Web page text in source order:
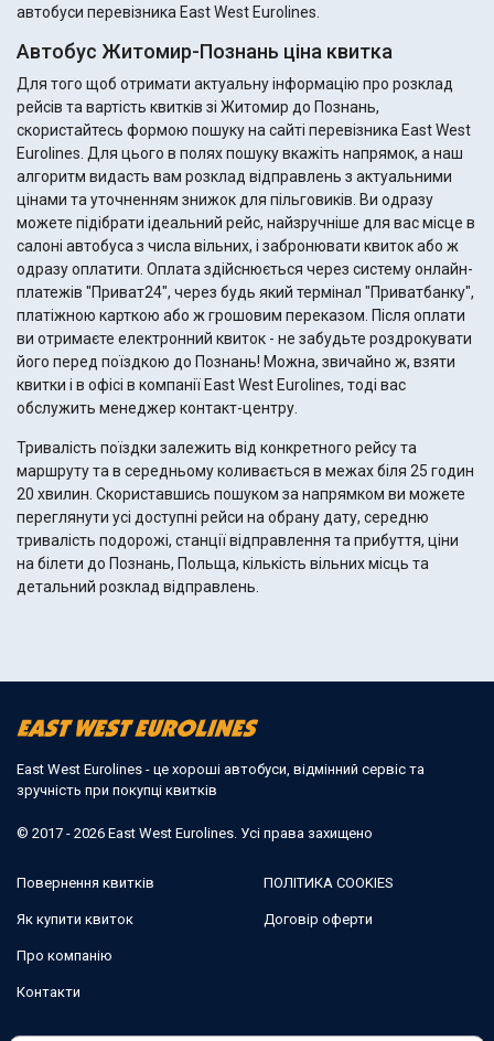
автобуси перевізника East West Eurolines.
Автобус Житомир-Познань ціна квитка
Для того щоб отримати актуальну інформацію про розклад
рейсів та вартість квитків зі Житомир до Познань,
скористайтесь формою пошуку на сайті перевізника East West
Eurolines. Для цього в полях пошуку вкажіть напрямок, а наш
алгоритм видасть вам розклад відправлень з актуальними
цінами та уточненням знижок для пільговиків. Ви одразу
можете підібрати ідеальний рейс, найзручніше для вас місце в
салоні автобуса з числа вільних, і забронювати квиток або ж
одразу оплатити. Оплата здійснюється через систему онлайн-
платежів "Приват24", через будь який термінал "Приватбанку",
платіжною карткою або ж грошовим переказом. Після оплати
ви отримаєте електронний квиток - не забудьте роздрокувати
його перед поїздкою до Познань! Можна, звичайно ж, взяти
квитки і в офісі в компанії East West Eurolines, тоді вас
обслужить менеджер контакт-центру.
Тривалість поїздки залежить від конкретного рейсу та
маршруту та в середньому коливається в межах біля 25 годин
20 хвилин. Скориставшись пошуком за напрямком ви можете
переглянути усі доступні рейси на обрану дату, середню
тривалість подорожі, станції відправлення та прибуття, ціни
на білети до Познань, Польща, кількість вільних місць та
детальний розклад відправлень.
East West Eurolines - це хороші автобуси, відмінний сервіс та
зручність при покупці квитків
© 2017 - 2026 East West Eurolines. Усі права захищено
Повернення квитків
Як купити квиток
Про компанію
Контакти
ПОЛІТИКА COOKIES
Договір оферти